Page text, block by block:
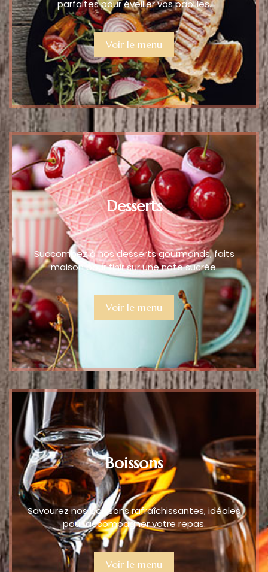
parfaites pour éveiller vos papilles.
Voir le menu
Desserts
Succombez à nos desserts gourmands, faits
maison pour finir sur une note sucrée.
Voir le menu
Boissons
Savourez nos boissons rafraîchissantes, idéales
pour accompagner votre repas.
Voir le menu